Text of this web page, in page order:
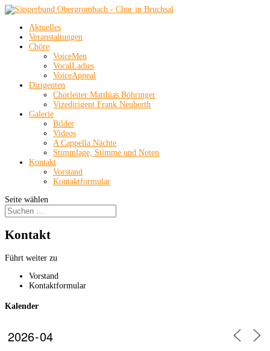
Aktuelles
Veranstaltungen
Chöre
VoiceMen
VocalLadies
VoiceAppeal
Dirigenten
Chorleiter Matthias Böhringer
Vizedirigent Frank Neuberth
Galerie
Bilder
Videos
A Cappella Nächte
Stimmlage, Stimme und Noten
Kontakt
Vorstand
Kontaktformular
Seite wählen
Kontakt
Führt weiter zu
Vorstand
Kontaktformular
Kalender